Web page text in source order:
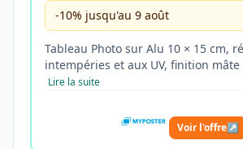
-10% jusqu'au 9 août
Tableau Photo sur Alu 10 × 15 cm,
intempéries et aux UV, finition
Lire la suite
Voir l'offre↗